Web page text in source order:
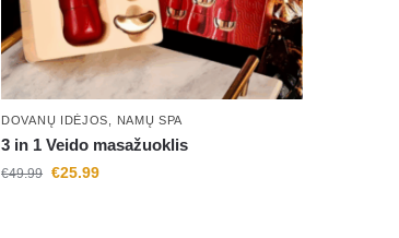
DOVANŲ IDĖJOS NAMŲ SPA
3 in 1 Veido masažuoklis
€49.99 €25.99